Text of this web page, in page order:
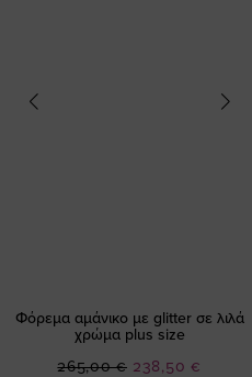
Φόρεμα αμάνικο με glitter σε λιλά
χρώμα plus size
Ειδική
238,50 €
265,00 €